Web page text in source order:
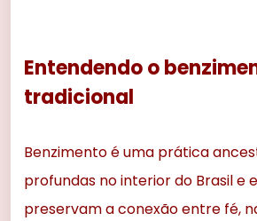
Entendendo o
tradicional
Benzimento é uma prática
profundas no interior do Brasil e
preservam a conexão entre fé,